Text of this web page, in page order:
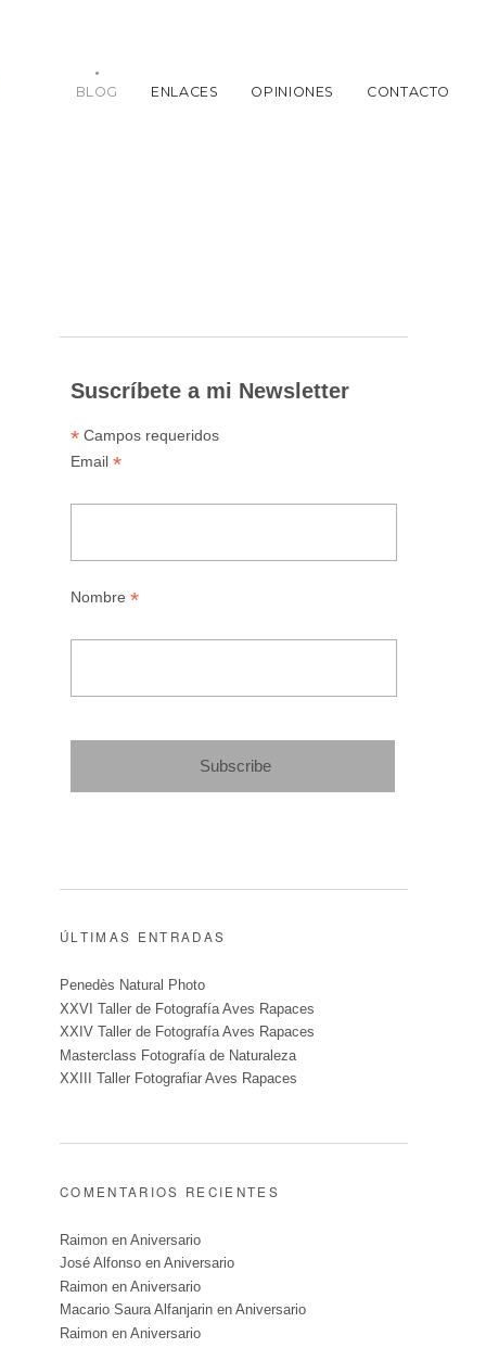
BLOG ENLACES OPINIONES CONTACTO
Suscríbete a mi Newsletter
*Campos requeridos
Email *
Nombre *
ÚLTIMAS ENTRADAS
Penedès Natural Photo
XXVI Taller de Fotografía Aves Rapaces
XXIV Taller de Fotografía Aves Rapaces
Masterclass Fotografía de Naturaleza
XXIII Taller Fotografiar Aves Rapaces
COMENTARIOS RECIENTES
Raimon en Aniversario
José Alfonso en Aniversario
Raimon en Aniversario
Macario Saura Alfanjarin en Aniversario
Raimon en Aniversario